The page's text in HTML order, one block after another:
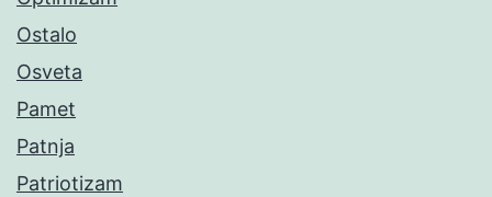
Ostalo
Osveta
Pamet
Patnja
Patriotizam